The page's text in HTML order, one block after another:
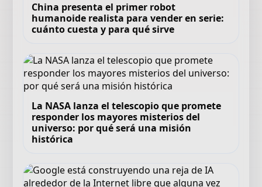
China presenta el primer robot
humanoide realista para vender en serie:
cuánto cuesta y para qué sirve
La NASA lanza el telescopio que promete
responder los mayores misterios del
universo: por qué será una misión
histórica